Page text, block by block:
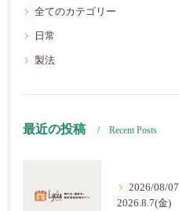
全てのカテゴリー
日常
製法
最近の投稿 Recent Posts
2026/08/07
2026.8.7(金)